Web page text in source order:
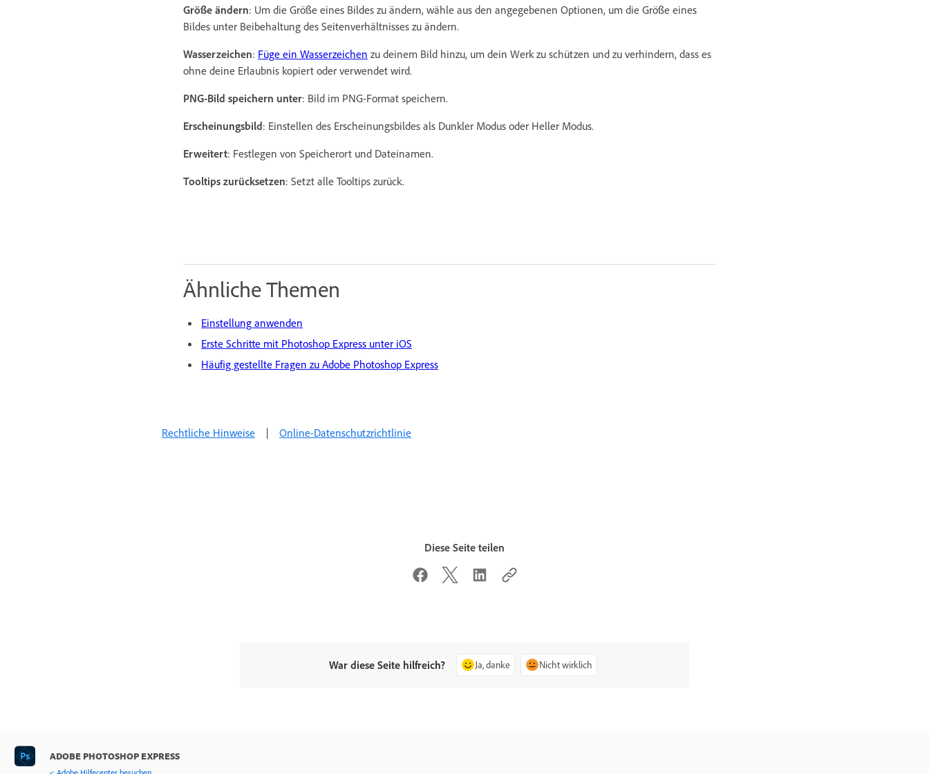
Größe ändern: Um die Größe eines Bildes zu ändern, wähle aus den angegebenen Optionen, um die Größe eines
Bildes unter Beibehaltung des Seitenverhältnisses zu ändern.
Wasserzeichen: Füge ein Wasserzeichen zu deinem Bild hinzu, um dein Werk zu schützen und zu verhindern, dass es
ohne deine Erlaubnis kopiert oder verwendet wird.
PNG-Bild speichern unter: Bild im PNG-Format speichern.
Erscheinungsbild: Einstellen des Erscheinungsbildes als Dunkler Modus oder Heller Modus.
Erweitert: Festlegen von Speicherort und Dateinamen.
Tooltips zurücksetzen: Setzt alle Tooltips zurück.
Ähnliche Themen
Einstellung anwenden
Erste Schritte mit Photoshop Express unter iOS
Häufig gestellte Fragen zu Adobe Photoshop Express
Rechtliche Hinweise | Online-Datenschutzrichtlinie
Diese Seite teilen
War diese Seite hilfreich? Ja, danke Nicht wirklich
ADOBE PHOTOSHOP EXPRESS